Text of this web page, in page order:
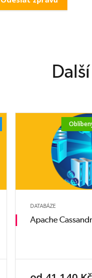
DATABÁZE
Apache